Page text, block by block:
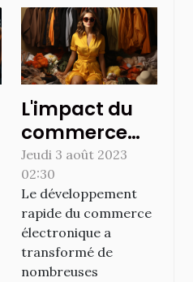
L'impact du
commerce
électronique
sur l'industrie
de la mode
Jeudi 3 août 2023
02:30
Le développement
rapide du commerce
électronique a
transformé de
nombreuses